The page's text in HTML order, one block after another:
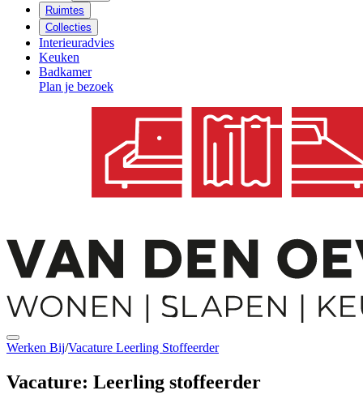
Ruimtes
Collecties
Interieuradvies
Keuken
Badkamer
Plan je bezoek
Werken Bij/Vacature Leerling Stoffeerder
Vacature: Leerling stoffeerder